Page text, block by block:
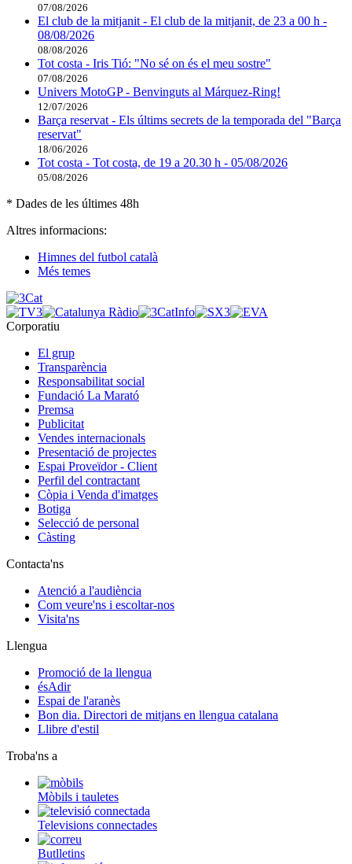
07/08/2026
El club de la mitjanit - El club de la mitjanit, de 23 a 00 h -
08/08/2026
08/08/2026
Tot costa - Iris Tió: "No sé on és el meu sostre"
07/08/2026
Univers MotoGP - Benvinguts al Márquez-Ring!
12/07/2026
Barça reservat - Els últims secrets de la temporada del "Barça
reservat"
18/06/2026
Tot costa - Tot costa, de 19 a 20.30 h - 05/08/2026
05/08/2026
* Dades de les últimes 48h
Altres informacions:
Himnes del futbol català
Més temes
Corporatiu
El grup
Transparència
Responsabilitat social
Fundació La Marató
Premsa
Publicitat
Vendes internacionals
Presentació de projectes
Espai Proveïdor - Client
Perfil del contractant
Còpia i Venda d'imatges
Botiga
Selecció de personal
Càsting
Contacta'ns
Atenció a l'audiència
Com veure'ns i escoltar-nos
Visita'ns
Llengua
Promoció de la llengua
ésAdir
Espai de l'aranès
Bon dia. Directori de mitjans en llengua catalana
Llibre d'estil
Troba'ns a
Mòbils i tauletes
Televisions connectades
Butlletins